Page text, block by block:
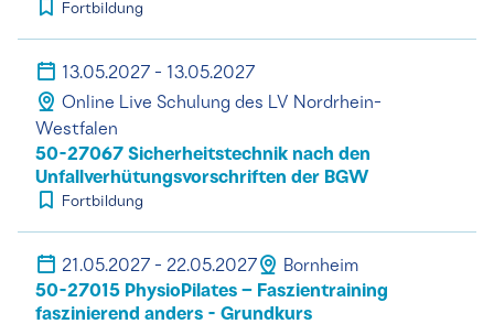
Fortbildung
13.05.2027 - 13.05.2027
Online Live Schulung des LV Nordrhein-
Westfalen
50-27067 Sicherheitstechnik nach den
Unfallverhütungsvorschriften der BGW
Fortbildung
21.05.2027 - 22.05.2027 Bornheim
50-27015 PhysioPilates – Faszientraining
faszinierend anders - Grundkurs